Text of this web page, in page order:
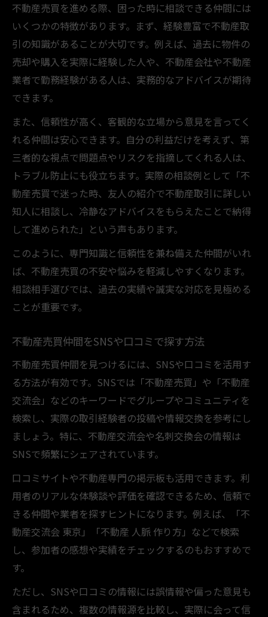
不動産売買を進める際、困った時に相談できる仲間には
いくつかの特徴があります。まず、経験豊富で不動産取
引の知識があることが大切です。例えば、過去に物件の
売却や購入を実際に経験した人や、不動産会社や不動産
業者で勤務経験がある人は、実務的なアドバイスが期待
できます。
また、信頼性が高く、客観的な立場から意見を言ってく
れる仲間は安心できます。自分の利益だけを考えず、第
三者的な視点で問題点やリスクを指摘してくれる人は、
トラブル防止にも役立ちます。実際の相談例として「不
動産売買で迷った時、友人の紹介で不動産取引に詳しい
知人に相談し、冷静なアドバイスをもらえたことで納得
して進められた」という声もあります。
このように、専門知識と信頼性を兼ね備えた仲間がいれ
ば、不動産売買の不安や悩みを軽減しやすくなります。
相談相手選びでは、過去の実績や誠実な対応を見極める
ことが重要です。
不動産売買仲間をSNSや口コミで探す方法
不動産売買仲間を見つけるには、SNSや口コミを活用す
る方法が有効です。SNSでは「不動産売買」や「不動産
交流会」などのキーワードでグループやコミュニティを
検索し、実際の取引経験者の投稿や情報交換を参考にし
ましょう。特に、不動産交流会や名刺交換会の情報は
SNSで頻繁にシェアされています。
口コミサイトや不動産専門の掲示板も活用できます。利
用者のリアルな体験談や評価を確認できるため、信頼で
きる仲間や業者を探すヒントになります。例えば、「不
動産交流会 東京」「不動産 人脈 作り方」などで検索
し、参加者の感想や実績をチェックするのもおすすめで
す。
ただし、SNSや口コミの情報には誤情報や偏った意見も
含まれるため、複数の情報源を比較し、実際に会って信